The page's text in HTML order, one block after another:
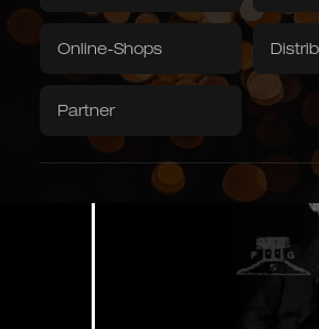
Caminada
Andreas Caminada
Grubentuch
Downloads / Videos
Online-Shops
Partner 1923